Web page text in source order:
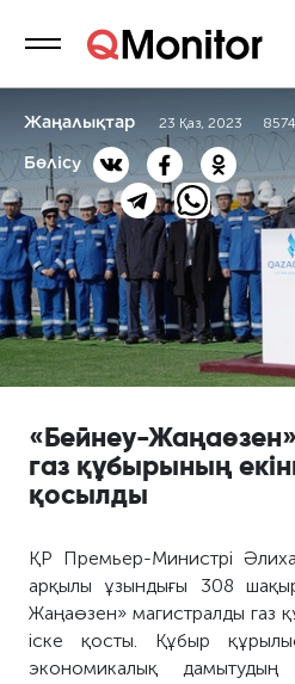
Жаңалықтар 23 Қаз, 2023 8574
Бөлісу
«Бейнеу-
газ құбырының
қосылды
ҚР Премьер-Министрі
арқылы ұзындығы 308
Жаңаөзен» магистралды газ
іске қосты. Құбыр
экономикалық